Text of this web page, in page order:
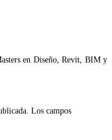
en Diseño, Revit, BIM y
Los campos